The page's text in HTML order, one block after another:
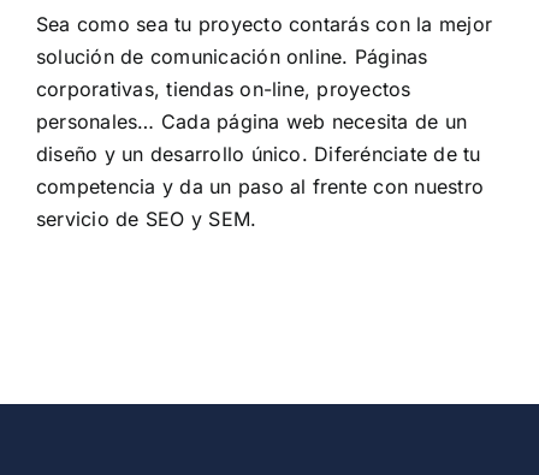
Sea como sea tu proyecto contarás con la mejor
solución de comunicación online. Páginas
corporativas, tiendas on-line, proyectos
personales… Cada página web necesita de un
diseño y un desarrollo único. Diferénciate de tu
competencia y da un paso al frente con nuestro
servicio de SEO y SEM.